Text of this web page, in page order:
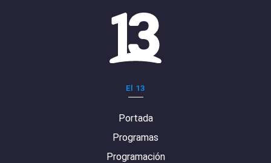
El 13
Portada
Programas
Programación